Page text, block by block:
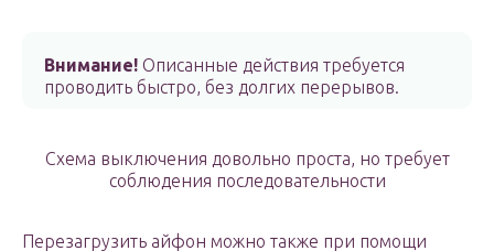
Внимание! Описанные действия требуется
проводить быстро, без долгих перерывов.
Схема выключения довольно проста, но требует
соблюдения последовательности
Перезагрузить айфон можно также при помощи